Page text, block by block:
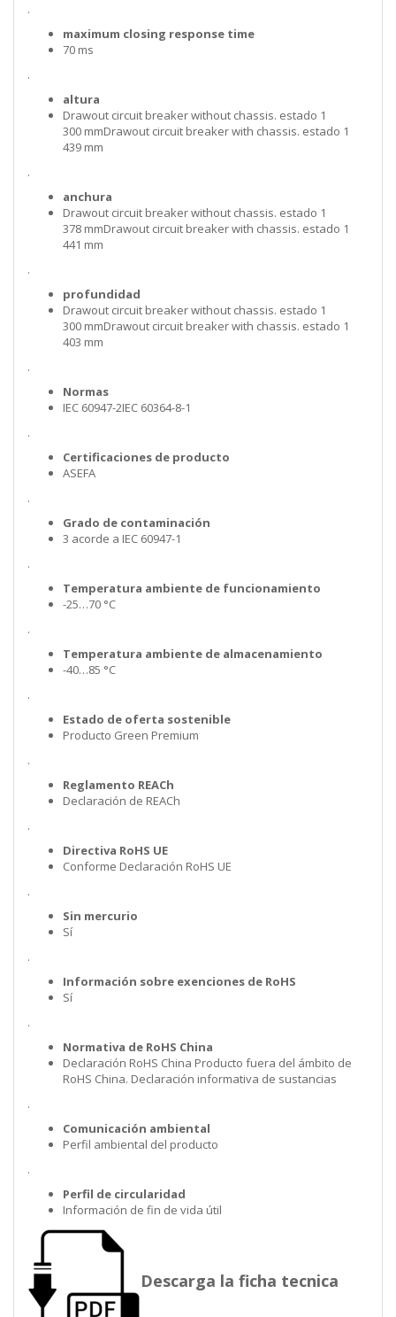
.
maximum closing response time
70 ms
.
altura
Drawout circuit breaker without chassis. estado 1
300 mmDrawout circuit breaker with chassis. estado 1
439 mm
.
anchura
Drawout circuit breaker without chassis. estado 1
378 mmDrawout circuit breaker with chassis. estado 1
441 mm
.
profundidad
Drawout circuit breaker without chassis. estado 1
300 mmDrawout circuit breaker with chassis. estado 1
403 mm
.
Normas
IEC 60947-2IEC 60364-8-1
.
Certificaciones de producto
ASEFA
.
Grado de contaminación
3 acorde a IEC 60947-1
.
Temperatura ambiente de funcionamiento
-25…70 °C
.
Temperatura ambiente de almacenamiento
-40…85 °C
.
Estado de oferta sostenible
Producto Green Premium
.
Reglamento REACh
Declaración de REACh
.
Directiva RoHS UE
Conforme Declaración RoHS UE
.
Sin mercurio
Sí
.
Información sobre exenciones de RoHS
Sí
.
Normativa de RoHS China
Declaración RoHS China Producto fuera del ámbito de
RoHS China. Declaración informativa de sustancias
.
Comunicación ambiental
Perfil ambiental del producto
.
Perfil de circularidad
Información de fin de vida útil
Descarga la ficha tecnica